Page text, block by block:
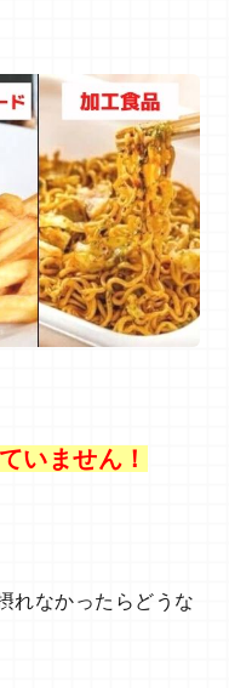
いません！
れなかったらどうな